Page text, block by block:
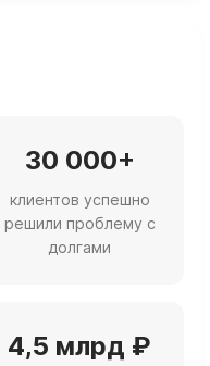
30 000+
клиентов успешно
решили проблему с
долгами
4,5 млрд ₽